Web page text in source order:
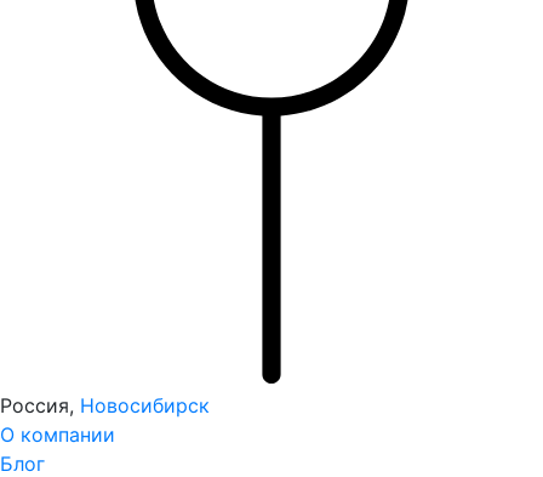
Россия, Новосибирск
О компании
Блог